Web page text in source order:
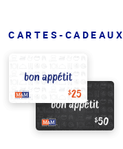
CARTES-CADEAUX